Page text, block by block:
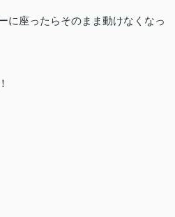
に座ったらそのまま動けなくなっ